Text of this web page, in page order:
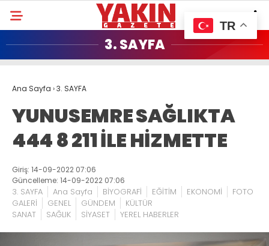
3. SAYFA
Ana Sayfa ›3. SAYFA
YUNUSEMRE SAĞLIKTA
444 8 211 İLE HİZMETTE
Giriş: 14-09-2022 07:06
Güncelleme: 14-09-2022 07:06
3. SAYFA Ana Sayfa BİYOGRAFİ EĞİTİM EKONOMİ
FOTO
GALERİ
GENEL GÜNDEM
KÜLTÜR
SANAT
SAĞLIK SİYASET YEREL HABERLER
TR